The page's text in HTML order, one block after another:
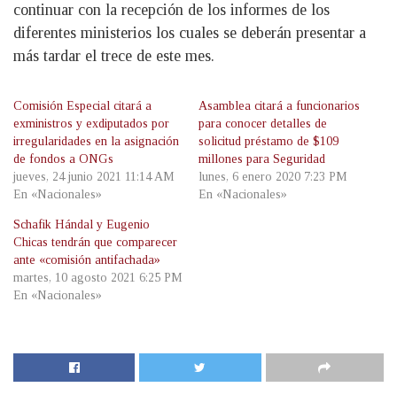
continuar con la recepción de los informes de los
diferentes ministerios los cuales se deberán presentar a
más tardar el trece de este mes.
Comisión Especial citará a
exministros y exdiputados por
irregularidades en la asignación
de fondos a ONGs
jueves, 24 junio 2021 11:14 AM
En «Nacionales»
Asamblea citará a funcionarios
para conocer detalles de
solicitud préstamo de $109
millones para Seguridad
lunes, 6 enero 2020 7:23 PM
En «Nacionales»
Schafik Hándal y Eugenio
Chicas tendrán que comparecer
ante «comisión antifachada»
martes, 10 agosto 2021 6:25 PM
En «Nacionales»